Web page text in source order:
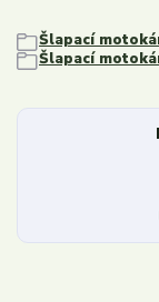
Šlapací
Šlapací